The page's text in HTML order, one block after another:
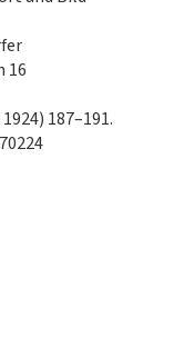
16
187–191.